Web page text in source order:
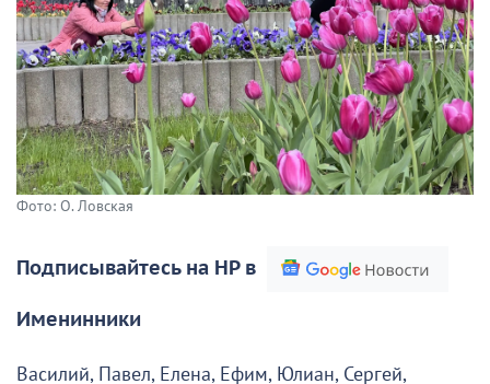
Фото: О. Ловская
Подписывайтесь на НР в
Именинники
Василий, Павел, Елена, Ефим, Юлиан, Сергей,